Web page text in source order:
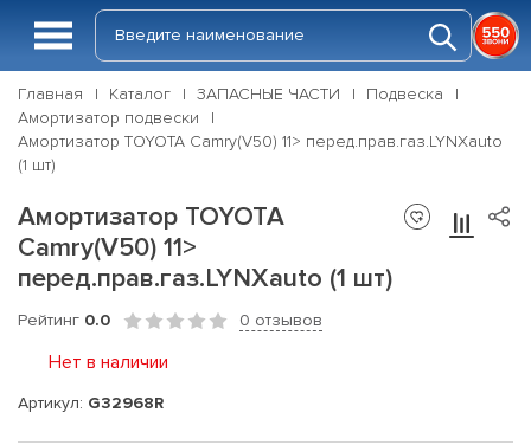
Главная Каталог ЗАПАСНЫЕ ЧАСТИ
Подвеска
Амортизатор подвески
Амортизатор TOYOTA Camry(V50) 11> перед.прав.газ.LYNXauto
(1 шт)
Амортизатор TOYOTA
Camry(V50) 11>
перед.прав.газ.LYNXauto (1 шт)
Рейтинг 0.0 0 отзывов
Нет в наличии
Артикул: G32968R